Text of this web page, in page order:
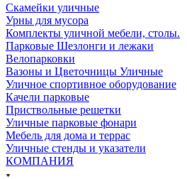
Скамейки уличные
Урны для мусора
Комплекты уличной мебели, столы.
Парковые Шезлонги и лежаки
Велопарковки
Вазоны и Цветочницы Уличные
Уличное спортивное оборудование
Качели парковые
Приствольные решетки
Уличные парковые фонари
Мебель для дома и террас
Уличные стенды и указатели
КОМПАНИЯ